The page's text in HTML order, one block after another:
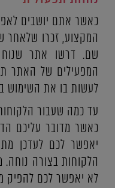
כאשר אתם יושבים
המקצוע, זכרו שלאחר
שם. דרשו אתר
המפעילים של האתר
לעשות בו את השימוש
עד כמה שעבור
כאשר מדובר עליכם
יאפשר לכם לעדכן
הלקוחות בצורה
לא יאפשר לכם להפיק